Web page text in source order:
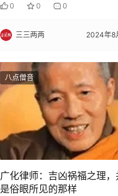
0 0 0
三三两两 2024年8
八点僧音
广化律师：吉凶祸福之理，
是俗眼所见的那样